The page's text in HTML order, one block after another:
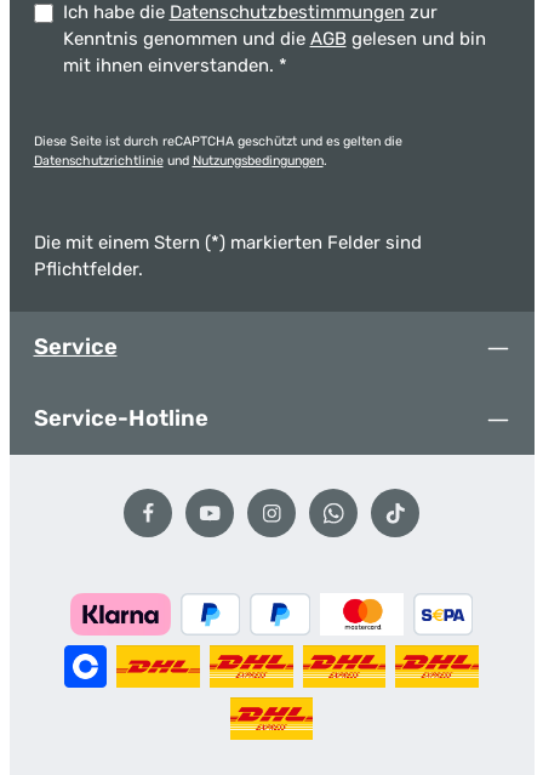
Ich habe die Datenschutzbestimmungen zur
Kenntnis genommen und die AGB gelesen und bin
mit ihnen einverstanden. *
Diese Seite ist durch reCAPTCHA geschützt und es gelten die
Datenschutzrichtlinieund Nutzungsbedingungen.
Die mit einem Stern (*) markierten Felder sind
Pflichtfelder.
Service
Service-Hotline